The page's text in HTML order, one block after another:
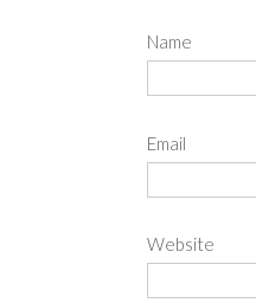
Name
Email
Website